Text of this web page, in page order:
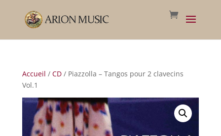
Accueil / CD/ Piazzolla – Tangos pour 2 clavecins
Vol.1